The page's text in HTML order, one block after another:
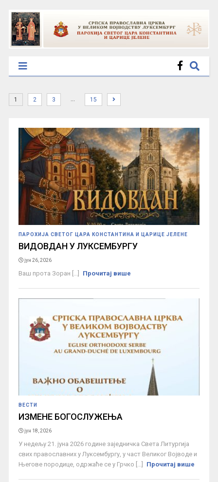
1 2 3 … 15
ПАРОХИЈА СВЕТОГ ЦАРА КОНСТАНТИНА И ЦАРИЦЕ ЈЕЛЕНЕ
ВИДОВДАН У ЛУКСЕМБУРГУ
јун 26, 2026
Ваш прота Зоран [...] Прочитај више
ВЕСТИ
ИЗМЕНЕ БОГОСЛУЖЕЊА
јун 18, 2026
У недељу 21. јуна 2026 године заједничка Света Литургија
свих православних у Луксембургу, у част Великог Војводе и
Његове породице, одржаће се у Грчко [...]
Прочитај више